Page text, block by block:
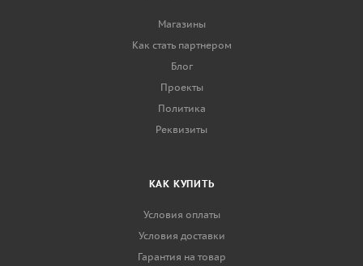
Магазины
Как стать партнером
Блог
Проекты
Политика
Реквизиты
КАК КУПИТЬ
Условия оплаты
Условия доставки
Гарантия на товар